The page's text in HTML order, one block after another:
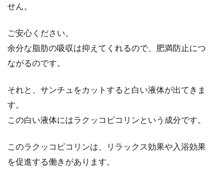
せん。
ご安心ください。
余分な脂肪の吸収は抑えてくれるので、肥満防止につ
ながるのです。
それと、サンチュをカットすると白い液体が出てきま
す。
この白い液体にはラクッコピコリンという成分です。
このラクッコピコリンは、リラックス効果や入浴効果
を促進する働きがあります。